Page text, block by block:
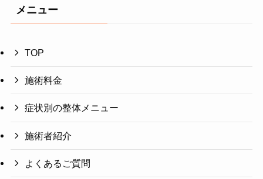
メニュー
TOP
施術料金
症状別の整体メニュー
施術者紹介
よくあるご質問